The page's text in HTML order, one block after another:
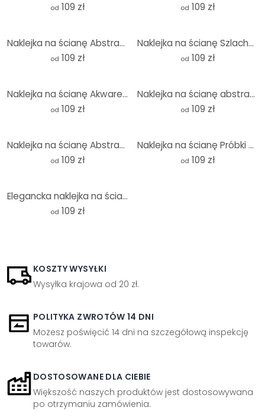
od 109 zł od 109 zł
Naklejka na ścianę Abstrakcyjne linie czarno-złote - Amini - Okrągła
od 109 zł
Naklejka na ścianę Szlachetne struktury w kolorze złotym i fioletowym - Shelest - Round
od 109 zł
Naklejka na ścianę Akwarela - Fale - Okrągła
od 109 zł
Naklejka na ścianę abstrakcyjny wzór pęknięć w kolorze beżowym - Alma - okrągła
od 109 zł
Naklejka na ścianę Abstrakcyjne fale w kolorze pomarańczowo-różowym - Bloom - Round
od 109 zł
Naklejka na ścianę Próbki Marrakesz zielony - Bloomery Decor - Okrągła
od 109 zł
Elegancka naklejka na ścianę w kolorze piaskowego złota - Bloomery Decor - okrągła
od 109 zł
KOSZTY WYSYŁKI
Wysyłka krajowa od 20 zł.
POLITYKA ZWROTÓW 14 DNI
Możesz poświęcić 14 dni na szczegółową inspekcję
towarów.
DOSTOSOWANE DLA CIEBIE
Większość naszych produktów jest dostosowywana
po otrzymaniu zamówienia.